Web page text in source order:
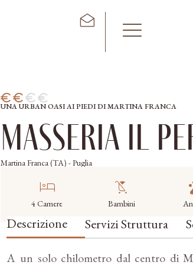
UNA URBAN OASI AI PIEDI DI MARTINA FRANCA
Masseria Il
Martina Franca (TA) - Puglia
hotel
4 Camere
child_friendly
Bambini
Descrizione Servizi Struttura
A un solo chilometro dal centro di